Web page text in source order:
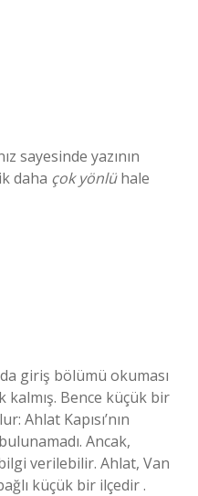
sayesinde yazının
daha çok yönlühale
giriş bölümü okuması
Bence küçük bir
Ahlat Kapısı’nın
Ancak,
verilebilir. Ahlat, Van
küçük bir ilçedir .